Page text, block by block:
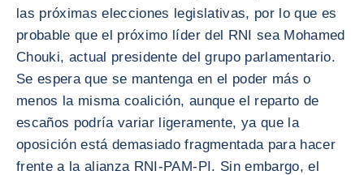
las próximas elecciones legislativas, por lo que es
probable que el próximo líder del RNI sea Mohamed
Chouki, actual presidente del grupo parlamentario.
Se espera que se mantenga en el poder más o
menos la misma coalición, aunque el reparto de
escaños podría variar ligeramente, ya que la
oposición está demasiado fragmentada para hacer
frente a la alianza RNI-PAM-PI. Sin embargo, el